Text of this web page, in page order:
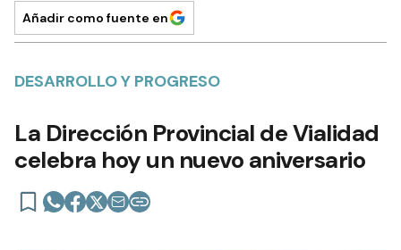
Añadir como fuente en
DESARROLLO Y PROGRESO
La Dirección Provincial de Vialidad
celebra hoy un nuevo aniversario